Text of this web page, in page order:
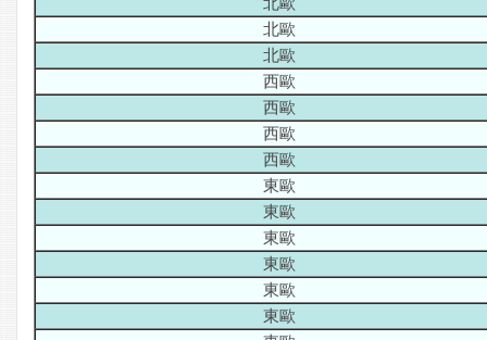
北歐
北歐
西歐
西歐
西歐
西歐
東歐
東歐
東歐
東歐
東歐
東歐